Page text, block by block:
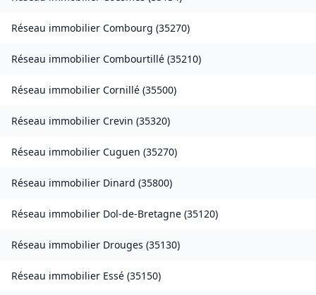
Réseau immobilier Combourg (35270)
Réseau immobilier Combourtillé (35210)
Réseau immobilier Cornillé (35500)
Réseau immobilier Crevin (35320)
Réseau immobilier Cuguen (35270)
Réseau immobilier Dinard (35800)
Réseau immobilier Dol-de-Bretagne (35120)
Réseau immobilier Drouges (35130)
Réseau immobilier Essé (35150)